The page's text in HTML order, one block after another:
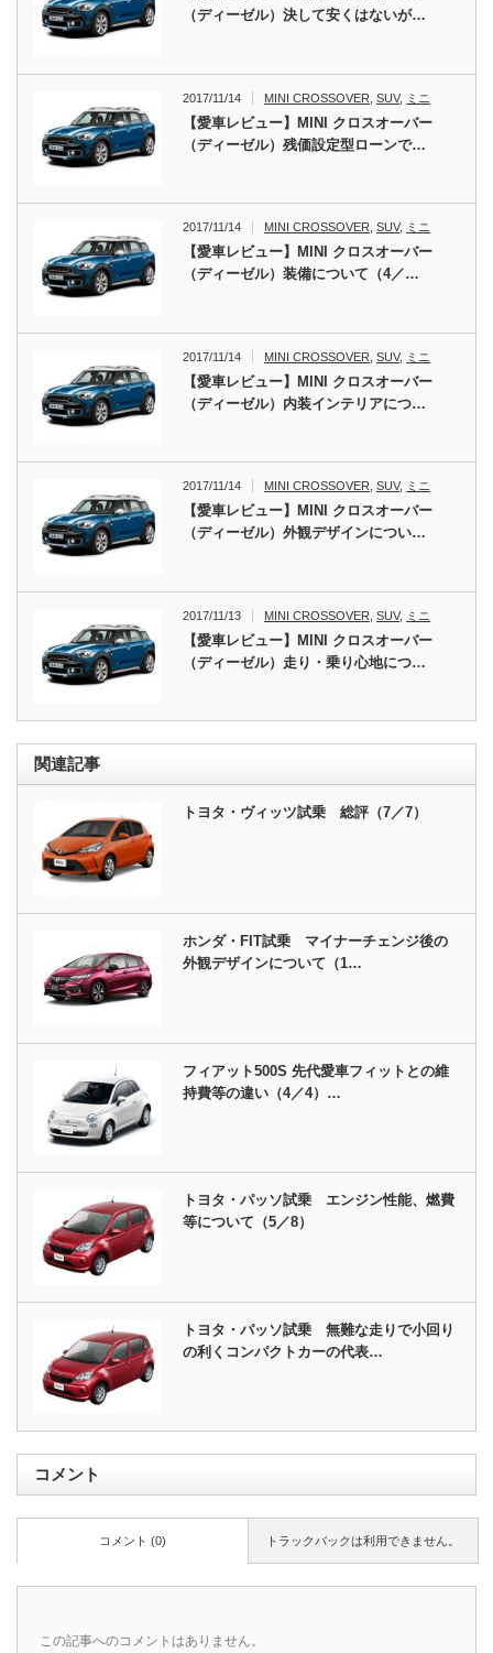
（ディーゼル）決して安くはないが…
2017/11/14 MINI CROSSOVER ,SUV, ミニ
【愛車レビュー】MINI クロスオーバー
（ディーゼル）残価設定型ローンで…
2017/11/14 MINI CROSSOVER ,SUV, ミニ
【愛車レビュー】MINI クロスオーバー
（ディーゼル）装備について（4／…
2017/11/14 MINI CROSSOVER ,SUV, ミニ
【愛車レビュー】MINI クロスオーバー
（ディーゼル）内装インテリアにつ…
2017/11/14 MINI CROSSOVER ,SUV, ミニ
【愛車レビュー】MINI クロスオーバー
（ディーゼル）外観デザインについ…
2017/11/13 MINI CROSSOVER ,SUV, ミニ
【愛車レビュー】MINI クロスオーバー
（ディーゼル）走り・乗り心地につ…
関連記事
トヨタ・ヴィッツ試乗 総評（7／7）
ホンダ・FIT試乗 マイナーチェンジ後の
外観デザインについて（1…
フィアット500S 先代愛車フィットとの維
持費等の違い（4／4）…
トヨタ・パッソ試乗 エンジン性能、燃費
等について（5／8）
トヨタ・パッソ試乗 無難な走りで小回り
の利くコンパクトカーの代表…
コメント
トラックバックは利用できません。
コメント (0)
この記事へのコメントはありません。